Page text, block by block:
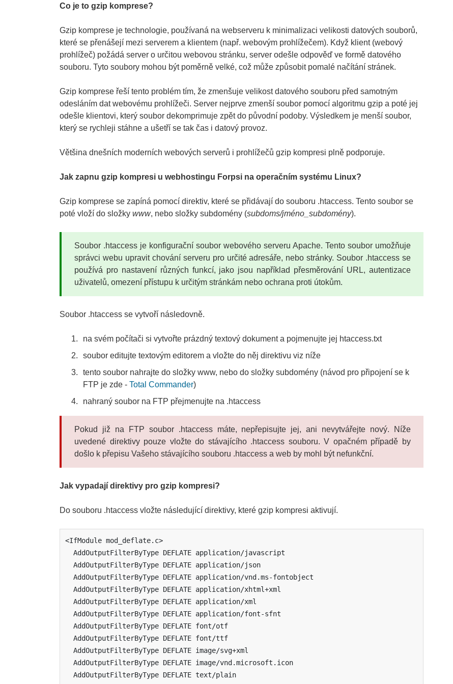
Co je to gzip komprese?
Gzip komprese je technologie, používaná na webserveru k minimalizaci velikosti datových souborů,
které se přenášejí mezi serverem a klientem (např. webovým prohlížečem). Když klient (webový
prohlížeč) požádá server o určitou webovou stránku, server odešle odpověď ve formě datového
souboru. Tyto soubory mohou být poměrně velké, což může způsobit pomalé načítání stránek.
Gzip komprese řeší tento problém tím, že zmenšuje velikost datového souboru před samotným
odesláním dat webovému prohlížeči. Server nejprve zmenší soubor pomocí algoritmu gzip a poté jej
odešle klientovi, který soubor dekomprimuje zpět do původní podoby. Výsledkem je menší soubor,
který se rychleji stáhne a ušetří se tak čas i datový provoz.
Většina dnešních moderních webových serverů i prohlížečů gzip kompresi plně podporuje.
Jak zapnu gzip kompresi u webhostingu Forpsi na operačním systému Linux?
Gzip komprese se zapíná pomocí direktiv, které se přidávají do souboru .htaccess. Tento soubor se
poté vloží do složky www, nebo složky subdomény (subdoms/jméno_subdomény).
Soubor .htaccess je konfigurační soubor webového serveru Apache. Tento soubor umožňuje
správci webu upravit chování serveru pro určité adresáře, nebo stránky. Soubor .htaccess se
používá pro nastavení různých funkcí, jako jsou například přesměrování URL, autentizace
uživatelů, omezení přístupu k určitým stránkám nebo ochrana proti útokům.
Soubor .htaccess se vytvoří následovně.
na svém počítači si vytvořte prázdný textový dokument a pojmenujte jej htaccess.txt
soubor editujte textovým editorem a vložte do něj direktivu viz níže
tento soubor nahrajte do složky www, nebo do složky subdomény (návod pro připojení se k
FTP je zde -Total Commander)
nahraný soubor na FTP přejmenujte na .htaccess
Pokud již na FTP soubor .htaccess máte, nepřepisujte jej, ani nevytvářejte nový. Níže
uvedené direktivy pouze vložte do stávajícího .htaccess souboru. V opačném případě by
došlo k přepisu Vašeho stávajícího souboru .htaccess a web by mohl být nefunkční.
Jak vypadají direktivy pro gzip kompresi?
Do souboru .htaccess vložte následující direktivy, které gzip kompresi aktivují.
<IfModule mod_deflate.c>